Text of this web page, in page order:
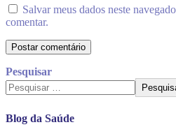
Salvar meus dados neste
comentar.
Pesquisar
Blog da Saúde